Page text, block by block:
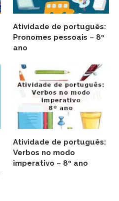
Atividade de português:
Pronomes pessoais – 8º
ano
Atividade de português:
Verbos no modo
imperativo – 8º ano